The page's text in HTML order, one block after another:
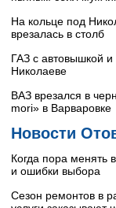
На кольце под
врезалась в столб
ГАЗ с автовышкой
Николаеве
ВАЗ врезался в
mori» в Варваровке
Новости
Когда пора менять
и ошибки выбора
Сезон ремонтов в